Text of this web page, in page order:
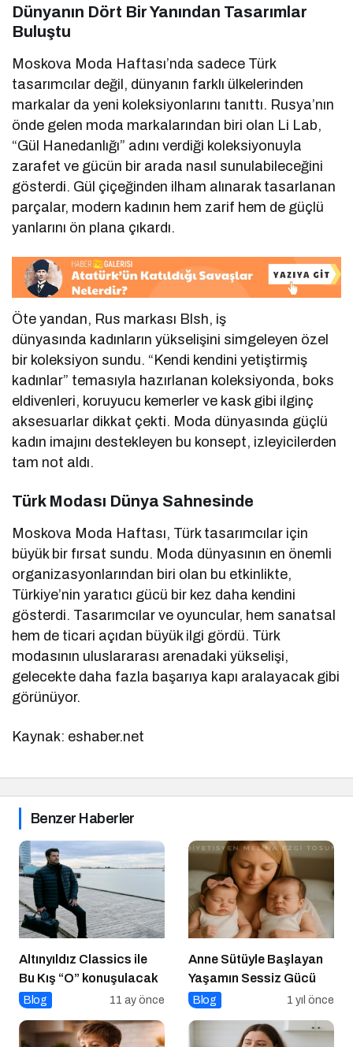
Dünyanın Dört Bir Yanından Tasarımlar
Buluştu
Moskova Moda Haftası’nda sadece Türk
tasarımcılar değil, dünyanın farklı ülkelerinden
markalar da yeni koleksiyonlarını tanıttı. Rusya’nın
önde gelen moda markalarından biri olan Li Lab,
“Gül Hanedanlığı” adını verdiği koleksiyonuyla
zarafet ve gücün bir arada nasıl sunulabileceğini
gösterdi. Gül çiçeğinden ilham alınarak tasarlanan
parçalar, modern kadının hem zarif hem de güçlü
yanlarını ön plana çıkardı.
Öte yandan, Rus markası Blsh, iş
dünyasında kadınların yükselişini simgeleyen özel
bir koleksiyon sundu. “Kendi kendini yetiştirmiş
kadınlar” temasıyla hazırlanan koleksiyonda, boks
eldivenleri, koruyucu kemerler ve kask gibi ilginç
aksesuarlar dikkat çekti. Moda dünyasında güçlü
kadın imajını destekleyen bu konsept, izleyicilerden
tam not aldı.
Türk Modası Dünya Sahnesinde
Moskova Moda Haftası, Türk tasarımcılar için
büyük bir fırsat sundu. Moda dünyasının en önemli
organizasyonlarından biri olan bu etkinlikte,
Türkiye’nin yaratıcı gücü bir kez daha kendini
gösterdi. Tasarımcılar ve oyuncular, hem sanatsal
hem de ticari açıdan büyük ilgi gördü. Türk
modasının uluslararası arenadaki yükselişi,
gelecekte daha fazla başarıya kapı aralayacak gibi
görünüyor.
Kaynak: eshaber.net
Benzer Haberler
Altınyıldız Classics ile
Bu Kış “O” konuşulacak
Blog 11 ay önce
Anne Sütüyle Başlayan
Yaşamın Sessiz Gücü
Blog 1 yıl önce